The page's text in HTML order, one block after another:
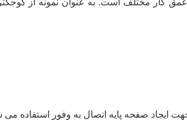
ایجاد صفحه پایه اتصال به وفور استفاده می